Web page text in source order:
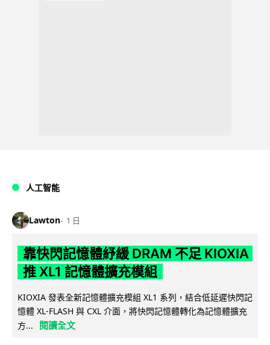
人工智能
Lawton 1 日
靠快閃記憶體紓緩 DRAM 不足 KIOXIA
推 XL1 記憶體擴充模組
KIOXIA 發表全新記憶體擴充模組 XL1 系列，結合低延遲快閃記
憶體 XL-FLASH 與 CXL 介面，將快閃記憶體轉化為記憶體擴充
方...
閱讀全文